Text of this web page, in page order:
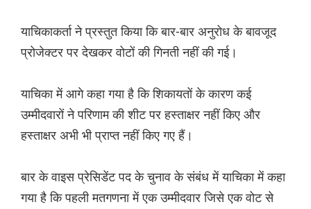
याचिकाकर्ता ने प्रस्तुत किया कि बार-बार अनुरोध के बावजूद
प्रोजेक्टर पर देखकर वोटों की गिनती नहीं की गई।
याचिका में आगे कहा गया है कि शिकायतों के कारण कई
उम्मीदवारों ने परिणाम की शीट पर हस्ताक्षर नहीं किए और
हस्ताक्षर अभी भी प्राप्त नहीं किए गए हैं।
बार के वाइस प्रेसिडेंट पद के चुनाव के संबंध में याचिका में कहा
गया है कि पहली मतगणना में एक उम्मीदवार जिसे एक वोट से